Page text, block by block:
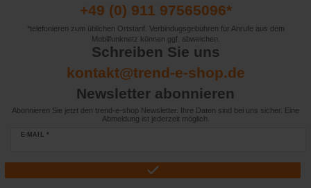
+49 (0) 911 97565096*
*telefonieren zum üblichen Ortstarif. Verbindugsgebühren für Anrufe aus dem
Mobilfunknetz können ggf. abweichen.
Schreiben Sie uns
kontakt@trend-e-shop.de
Newsletter abonnieren
Abonnieren Sie jetzt den trend-e-shop Newsletter. Ihre Daten sind bei uns sicher. Eine
Abmeldung ist jederzeit möglich.
E-MAIL *